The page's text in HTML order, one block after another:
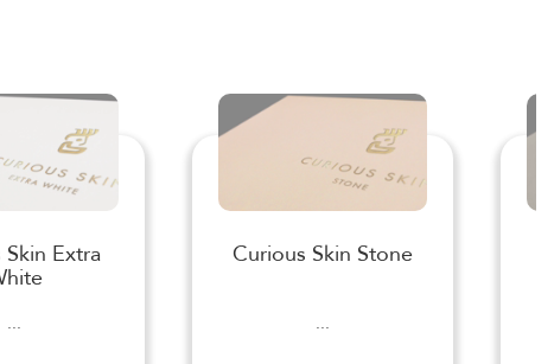
Extra
...
Curious Skin Stone
...